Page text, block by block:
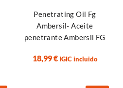
Penetrating Oil Fg
Ambersil- Aceite
penetrante Ambersil FG
18,99€ IGIC incluido